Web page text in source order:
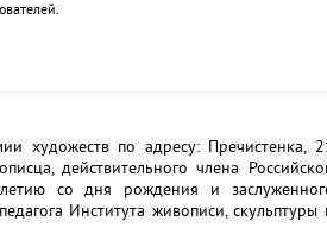
художеств по адресу: Пречистенка,
действительного члена
со дня рождения и
Института живописи, скульптуры